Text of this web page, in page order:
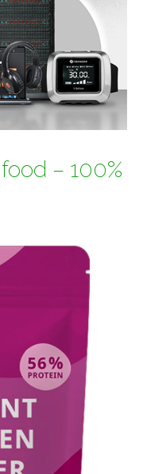
– 100%